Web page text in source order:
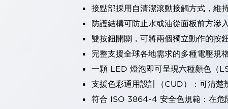
預防導致機器故障的「瞬停」
3位置促動開關確保綜合加工中心機的安全性
使人機協作更安全、更高效
發揮協作機器人潛力的安全措施 瀏覽全部
提高半導體製造裝置設計自由度的方法
瞬間完成開關的更換，避免停機時間拉長
接點部採用自清潔滾動接觸方式，維
防護結構可防止水或油從面板前方滲
雙按鈕開關，可將兩個獨立動作的按
完整支援全球各地需求的多種電壓規格
一顆 LED 燈泡即可呈現六種顏色（
支援色彩通用設計（CUD）：可清楚
符合 ISO 3864-4 安全色規範：在危